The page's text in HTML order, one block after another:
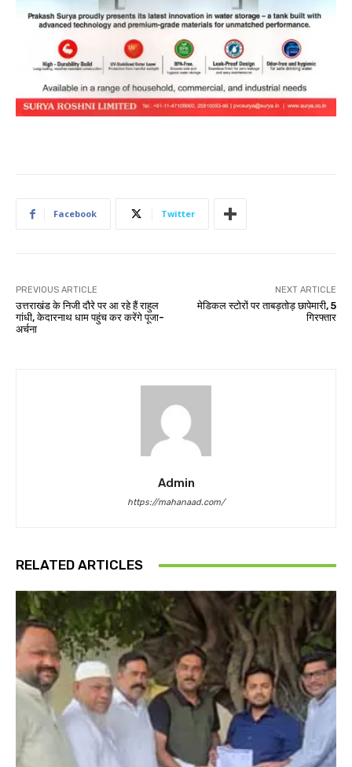
Facebook Twitter
PREVIOUS ARTICLE
उत्तराखंड के निजी दौरे पर आ रहे हैं राहुल
गांधी, केदारनाथ धाम पहुंच कर करेंगे पूजा-
अर्चना
NEXT ARTICLE
मेडिकल स्टोरों पर ताबड़तोड़ छापेमारी, 5
गिरफ्तार
Admin
https://mahanaad.com/
RELATED ARTICLES